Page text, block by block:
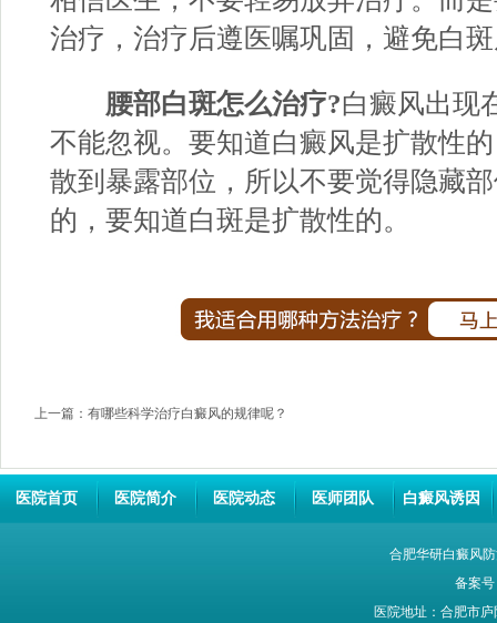
治疗，治疗后遵医嘱巩固，避免白
腰部白斑怎么治疗?白癜风出现
不能忽视。要知道白癜风是扩散性
散到暴露部位，所以不要觉得隐藏
的，要知道白斑是扩散性的。
上一篇： 有哪些科学治疗白癜风的规律呢？
医院首页 医院简介 医院动态 医师团队 白癜风诱因
合肥华研白癜风
备案号
医院地址：合肥市